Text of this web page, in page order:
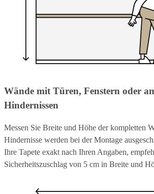
Wände mit Türen, Fenstern oder
Hindernissen
Messen Sie Breite und Höhe der kompletten
Hindernisse werden bei der Montage
Ihre Tapete exakt nach Ihren Angaben,
Sicherheitszuschlag von 5 cm in Breite und